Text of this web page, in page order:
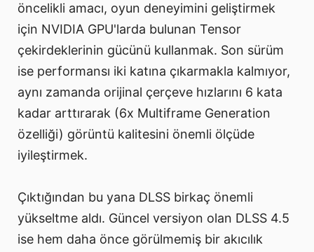
öncelikli amacı, oyun deneyimini geliştirmek
için NVIDIA GPU'larda bulunan Tensor
çekirdeklerinin gücünü kullanmak. Son sürüm
ise performansı iki katına çıkarmakla kalmıyor,
aynı zamanda orijinal çerçeve hızlarını 6 kata
kadar arttırarak (6x Multiframe Generation
özelliği) görüntü kalitesini önemli ölçüde
iyileştirmek.
Çıktığından bu yana DLSS birkaç önemli
yükseltme aldı. Güncel versiyon olan DLSS 4.5
ise hem daha önce görülmemiş bir akıcılık